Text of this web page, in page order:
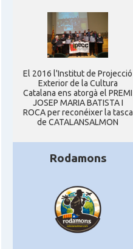
El 2016 l'Institut de Projecció
Exterior de la Cultura
Catalana ens atorgà el PREMI
JOSEP MARIA BATISTA I
ROCA per reconéixer la tasca
de CATALANSALMON
Rodamons